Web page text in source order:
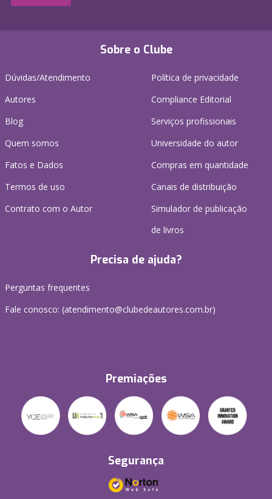
Sobre o Clube
Dúvidas/Atendimento
Autores
Blog
Quem somos
Fatos e Dados
Termos de uso
Contrato com o Autor
Política de privacidade
Compliance Editorial
Serviços profissionais
Universidade do autor
Compras em quantidade
Canais de distribuição
Simulador de publicação
de livros
Precisa de ajuda?
Perguntas frequentes
Fale conosco: (atendimento@clubedeautores.com.br)
Premiações
Segurança